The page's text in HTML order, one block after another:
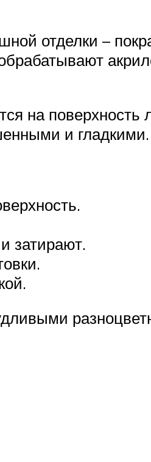
отделки –
на
и гладкими.
затирают.